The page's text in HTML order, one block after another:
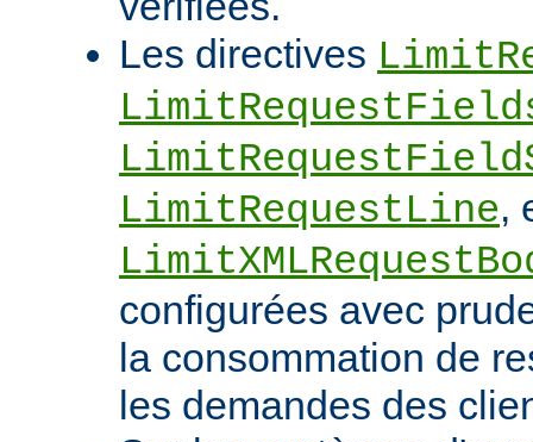
Les directives
LimitRequestLine,
configurées avec
la consommation de
les demandes des